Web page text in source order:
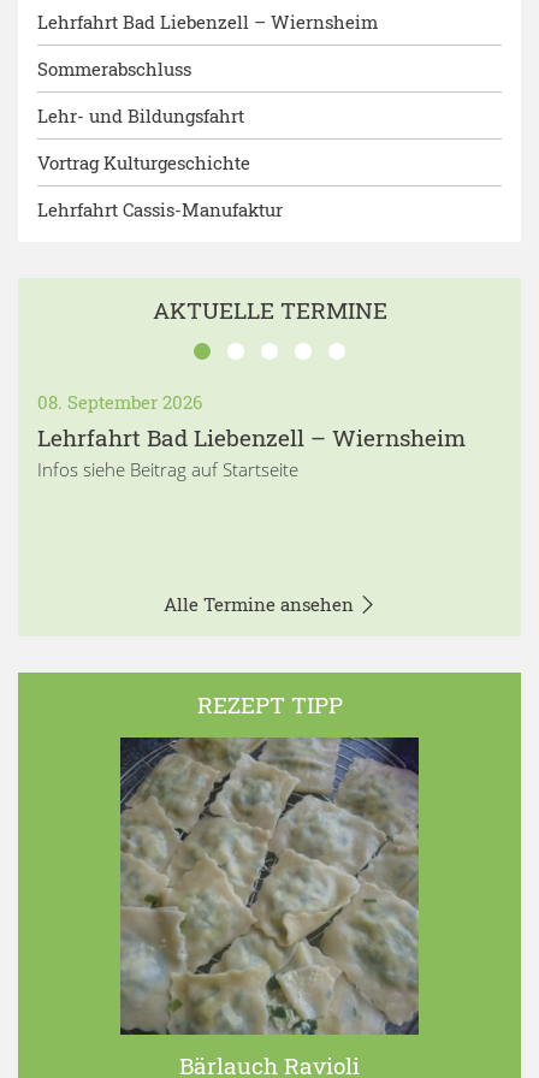
Lehrfahrt Bad Liebenzell – Wiernsheim
Sommerabschluss
Lehr- und Bildungsfahrt
Vortrag Kulturgeschichte
Lehrfahrt Cassis-Manufaktur
AKTUELLE TERMINE
08. September 2026
Lehrfahrt Bad Liebenzell – Wiernsheim
Infos siehe Beitrag auf Startseite
Alle Termine ansehen
REZEPT TIPP
Bärlauch Ravioli